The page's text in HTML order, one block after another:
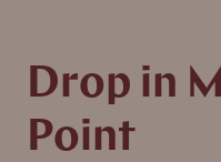
Drop in
Point